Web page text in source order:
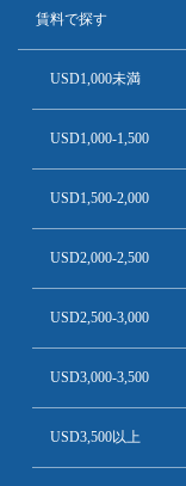
賃料で探す
USD1,000未満
USD1,000-1,500
USD1,500-2,000
USD2,000-2,500
USD2,500-3,000
USD3,000-3,500
USD3,500以上